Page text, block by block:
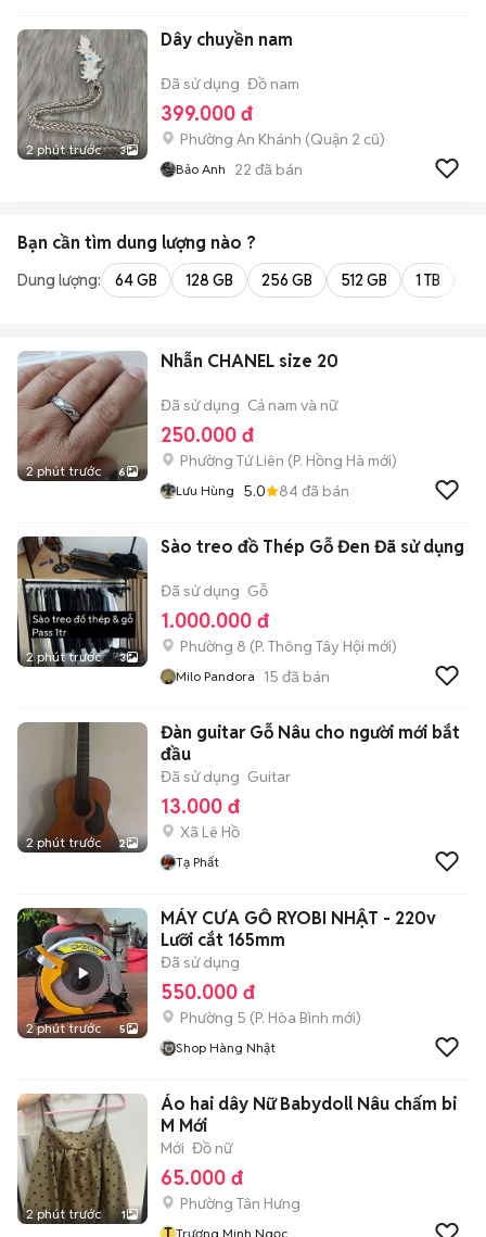
2 phút trước 3
Dây chuyền nam
Đã sử dụng Đồ nam
399.000 đ
Phường An Khánh (Quận 2 cũ)
Bảo Anh 22 đã bán
Bạn cần tìm dung lượng nào ?
Dung lượng: 64 GB 128 GB 256 GB 512 GB 1 TB
2 phút trước 6
Nhẫn CHANEL size 20
Đã sử dụng Cả nam và nữ
250.000 đ
Phường Tứ Liên (P. Hồng Hà mới)
Lưu Hùng 5.0 84đã bán
2 phút trước 3
Sào treo đồ Thép Gỗ Đen Đã sử dụng
Đã sử dụng Gỗ
1.000.000 đ
Phường 8 (P. Thông Tây Hội mới)
Milo Pandora 15 đã bán
2 phút trước 2
Đàn guitar Gỗ Nâu cho người mới bắt
đầu
Đã sử dụng Guitar
13.000 đ
Xã Lê Hồ
Tạ Phất
2 phút trước 5
MÁY CƯA GỖ RYOBI NHẬT - 220v
Lưỡi cắt 165mm
Đã sử dụng
550.000 đ
Phường 5 (P. Hòa Bình mới)
Shop Hàng Nhật
2 phút trước 1
Áo hai dây Nữ Babydoll Nâu chấm bi
M Mới
Mới Đồ nữ
65.000 đ
Phường Tân Hưng
Trương Minh Ngọc